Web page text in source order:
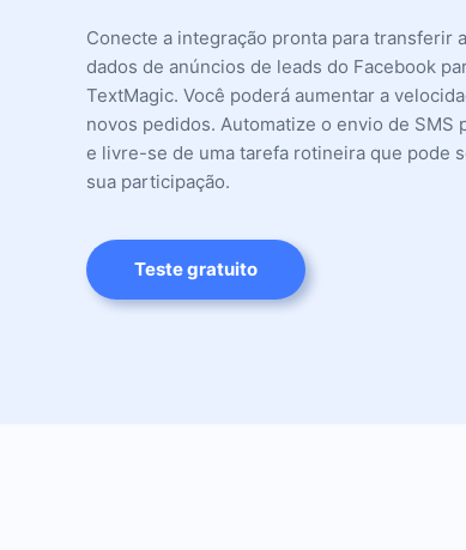
Conecte a integração pronta para transferir
dados de anúncios de leads do Facebook
TextMagic. Você poderá aumentar a
novos pedidos. Automatize o envio de SMS
e livre-se de uma tarefa rotineira que pode
sua participação.
Teste gratuito